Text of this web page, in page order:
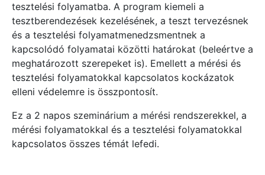
tesztelési folyamatba. A program kiemeli a
tesztberendezések kezelésének, a teszt tervezésnek
és a tesztelési folyamatmenedzsmentnek a
kapcsolódó folyamatai közötti határokat (beleértve a
meghatározott szerepeket is). Emellett a mérési és
tesztelési folyamatokkal kapcsolatos kockázatok
elleni védelemre is összpontosít.
Ez a 2 napos szeminárium a mérési rendszerekkel, a
mérési folyamatokkal és a tesztelési folyamatokkal
kapcsolatos összes témát lefedi.